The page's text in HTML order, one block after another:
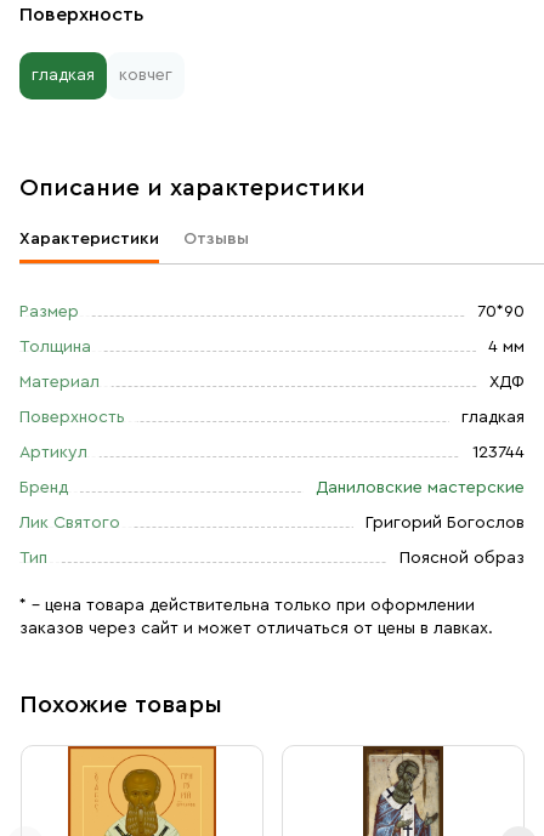
Поверхность
гладкая ковчег
Описание и характеристики
Характеристики Отзывы
Размер 70*90
Толщина 4 мм
Материал ХДФ
Поверхность гладкая
Артикул 123744
Бренд Даниловские мастерские
Лик Святого Григорий Богослов
Тип Поясной образ
* – цена товара действительна только при оформлении
заказов через сайт и может отличаться от цены в лавках.
Похожие товары